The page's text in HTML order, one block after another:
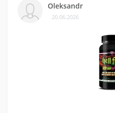
Oleksandr
20.06.2026